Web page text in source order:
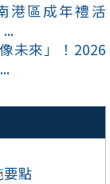
點
港區成年禮活
未來」！2026